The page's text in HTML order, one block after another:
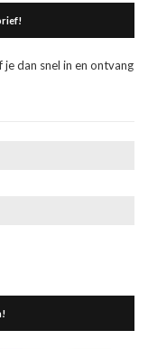
je dan snel in en ontvang